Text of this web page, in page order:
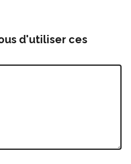
d'utiliser ces